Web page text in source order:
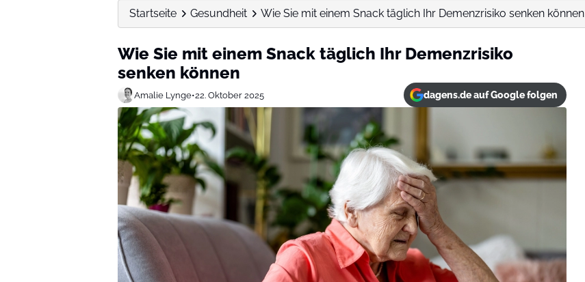
Startseite Gesundheit Wie Sie mit einem Snack täglich Ihr Demenzrisiko senken können
Wie Sie mit einem Snack täglich Ihr Demenzrisiko
senken können
Amalie Lynge•22. Oktober 2025 dagens.de auf Google folgen